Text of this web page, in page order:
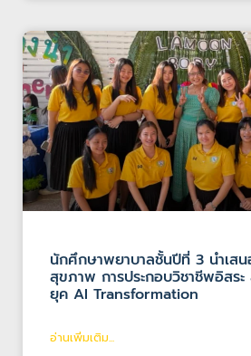
นักศึกษาพยาบาลชั้นปีที่ 3 นำเสน
สุขภาพ การประกอบวิชาชีพอิสระ
ยุค AI Transformation
อ่านเพิ่มเติม...